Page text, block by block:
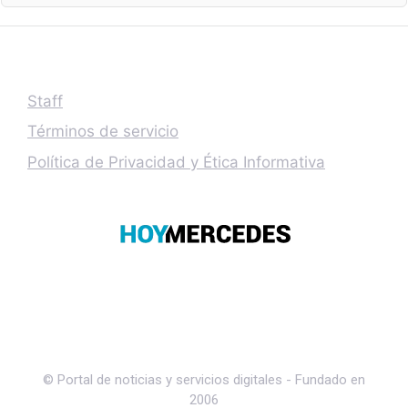
Staff
Términos de servicio
Política de Privacidad y Ética Informativa
© Portal de noticias y servicios digitales - Fundado en
2006